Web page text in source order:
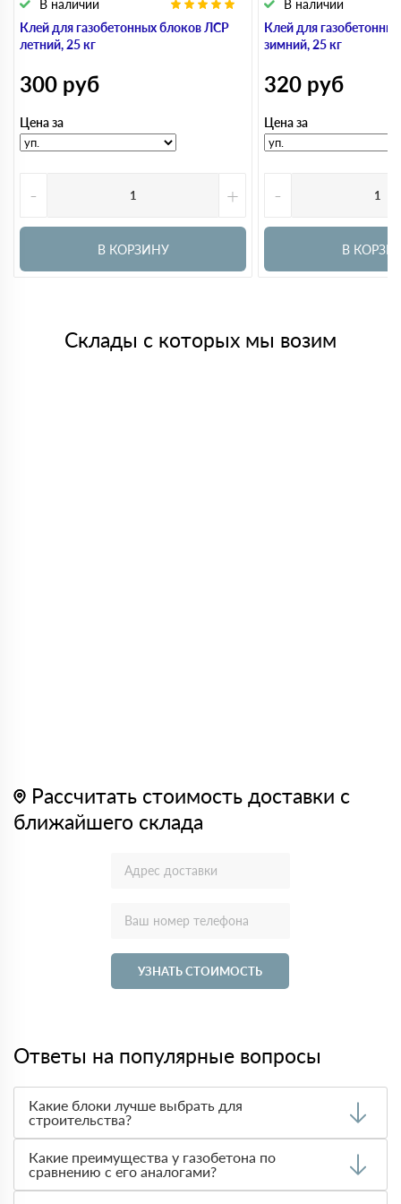
Клей для газобетонных блоков ЛСР
летний, 25 кг
В наличии
300 руб
Цена за
- +
В КОРЗИНУ
Клей для
зимний, 25 кг
В наличии
320 руб
Цена за
-
В
Склады с которых мы возим
Рассчитать стоимость доставки с
ближайшего склада
УЗНАТЬ СТОИМОСТЬ
Ответы на популярные вопросы
Какие блоки лучше выбрать для
строительства?
теплоизоляции, прочности и стоимости. Чаще всего при
строительстве домов используют
благодаря
его легкости и теплотехническим характеристикам.
Какие преимущества у газобетона по
сравнению с его аналогами?